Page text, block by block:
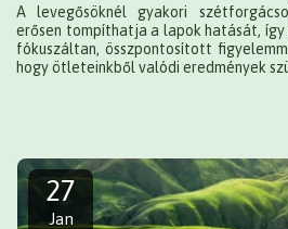
A levegősöknél gyakori
erősen tompíthatja a lapok hatását,
fókuszáltan, összpontosított
hogy ötleteinkből valódi eredmények
27
Jan